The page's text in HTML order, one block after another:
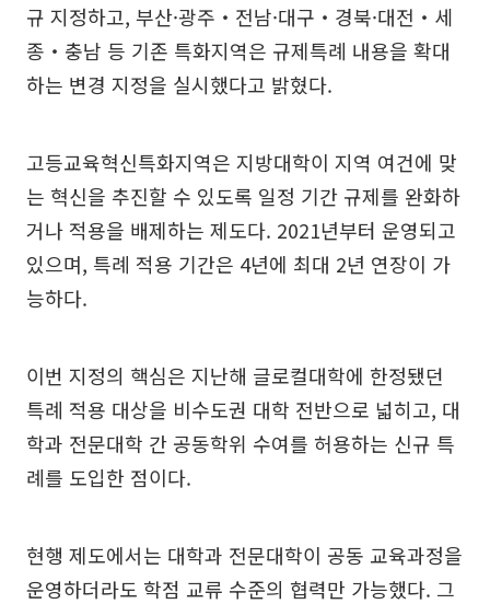
규 지정하고, 부산·광주‧전남·대구‧경북·대전‧세
종‧충남 등 기존 특화지역은 규제특례 내용을 확대
하는 변경 지정을 실시했다고 밝혔다.
고등교육혁신특화지역은 지방대학이 지역 여건에 맞
는 혁신을 추진할 수 있도록 일정 기간 규제를 완화하
거나 적용을 배제하는 제도다. 2021년부터 운영되고
있으며, 특례 적용 기간은 4년에 최대 2년 연장이 가
능하다.
이번 지정의 핵심은 지난해 글로컬대학에 한정됐던
특례 적용 대상을 비수도권 대학 전반으로 넓히고, 대
학과 전문대학 간 공동학위 수여를 허용하는 신규 특
례를 도입한 점이다.
현행 제도에서는 대학과 전문대학이 공동 교육과정을
운영하더라도 학점 교류 수준의 협력만 가능했다. 그